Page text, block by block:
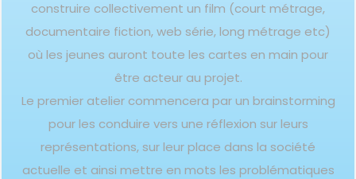
construire collectivement un film (court métrage,
documentaire fiction, web série, long métrage etc)
où les jeunes auront toute les cartes en main pour
être acteur au projet.
Le premier atelier commencera par un brainstorming
pour les conduire vers une réflexion sur leurs
représentations, sur leur place dans la société
actuelle et ainsi mettre en mots les problématiques